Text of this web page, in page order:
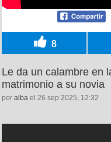
8
Le da un calambre en
matrimonio a su novia
por alba el 26 sep 2025, 12:32